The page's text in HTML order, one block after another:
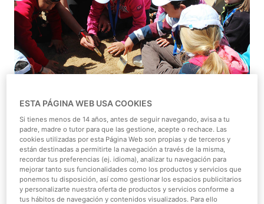
De 01-01-2026 a 31-12-2026
Promociones y descuentos
ESTA PÁGINA WEB USA COOKIES
Si tienes menos de 14 años, antes de seguir navegando, avisa a tu
padre, madre o tutor para que las gestione, acepte o rechace. Las
cookies utilizadas por esta Página Web son propias y de terceros y
están destinadas a permitirte la navegación a través de la misma,
recordar tus preferencias (ej. idioma), analizar tu navegación para
mejorar tanto sus funcionalidades como los productos y servicios que
ponemos tu disposición, así como gestionar los espacios publicitarios
y personalizarte nuestra oferta de productos y servicios conforme a
tus hábitos de navegación y contenidos visualizados. Para ello